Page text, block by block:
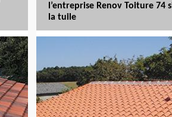
l’entreprise Renov Toiture 74
la tuile